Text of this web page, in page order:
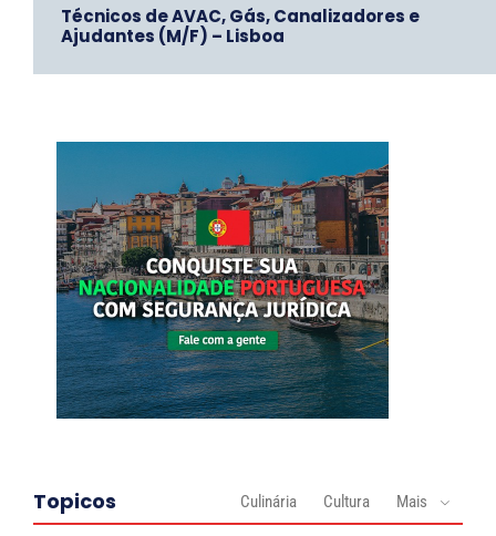
Técnicos de AVAC, Gás, Canalizadores e
Ajudantes (M/F) – Lisboa
Topicos Culinária Cultura Mais